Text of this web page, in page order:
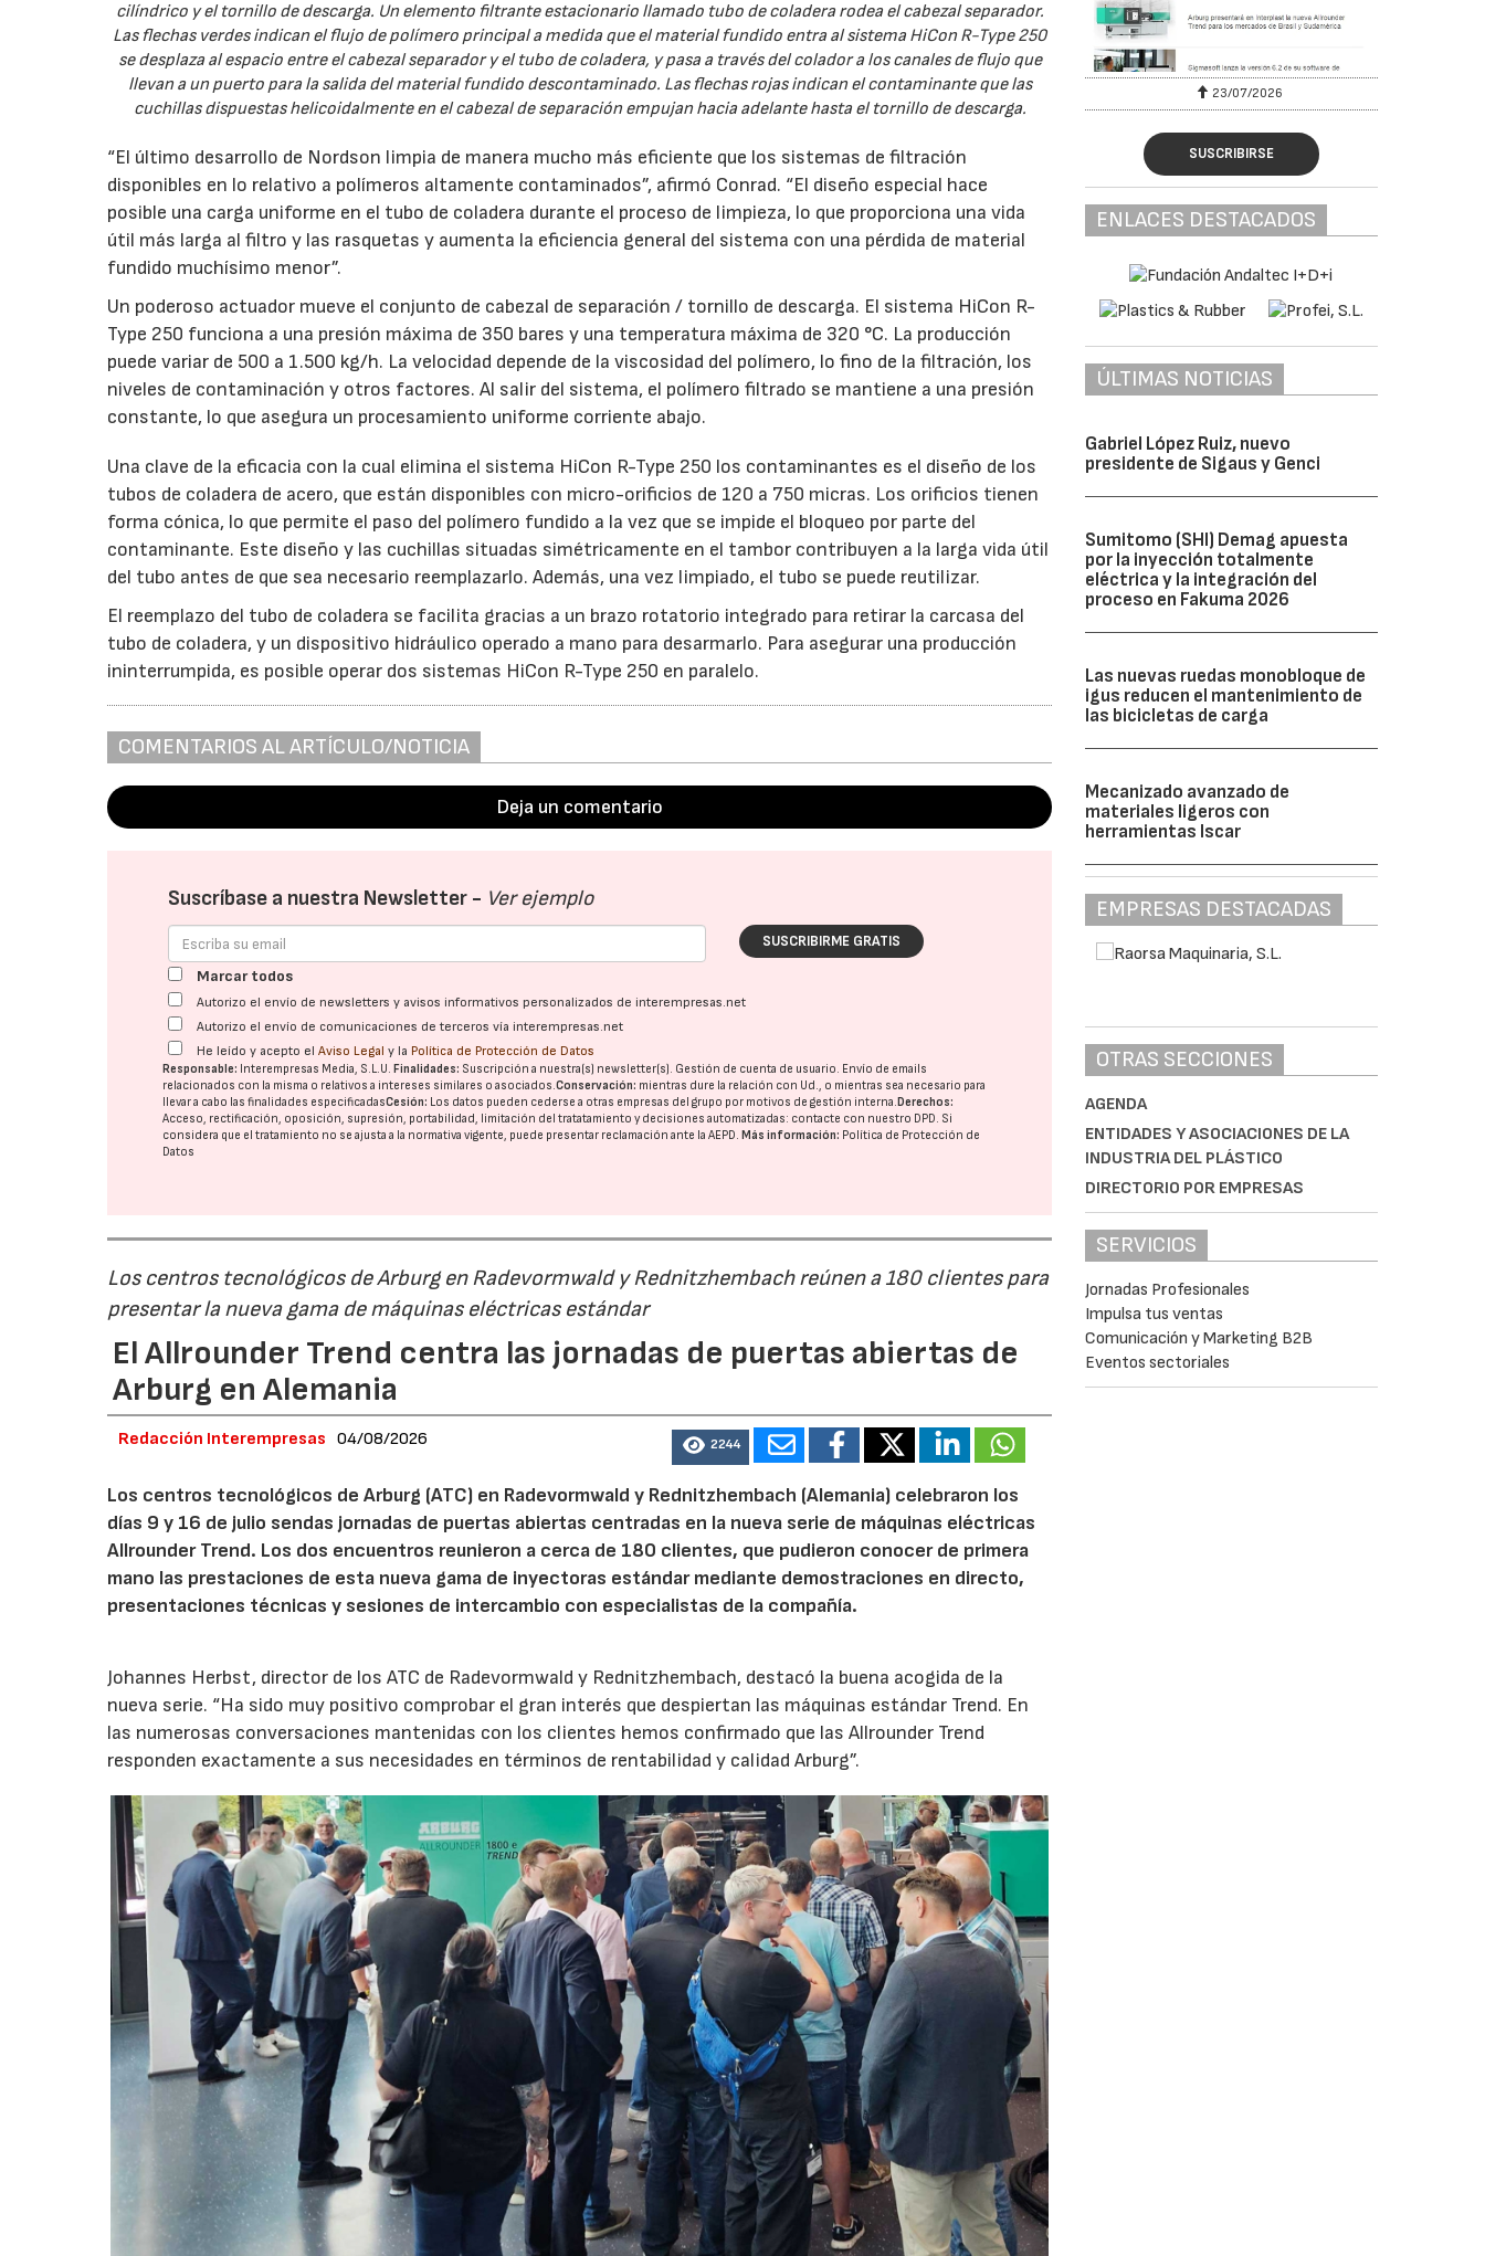
cilíndrico y el tornillo de descarga. Un elemento filtrante estacionario llamado tubo de coladera rodea el cabezal separador.
Las flechas verdes indican el flujo de polímero principal a medida que el material fundido entra al sistema HiCon R-Type 250
se desplaza al espacio entre el cabezal separador y el tubo de coladera, y pasa a través del colador a los canales de flujo que
llevan a un puerto para la salida del material fundido descontaminado. Las flechas rojas indican el contaminante que las
cuchillas dispuestas helicoidalmente en el cabezal de separación empujan hacia adelante hasta el tornillo de descarga.
“El último desarrollo de Nordson limpia de manera mucho más eficiente que los sistemas de filtración
disponibles en lo relativo a polímeros altamente contaminados”, afirmó Conrad. “El diseño especial hace
posible una carga uniforme en el tubo de coladera durante el proceso de limpieza, lo que proporciona una vida
útil más larga al filtro y las rasquetas y aumenta la eficiencia general del sistema con una pérdida de material
fundido muchísimo menor”.
Un poderoso actuador mueve el conjunto de cabezal de separación / tornillo de descarga. El sistema HiCon R-
Type 250 funciona a una presión máxima de 350 bares y una temperatura máxima de 320 °C. La producción
puede variar de 500 a 1.500 kg/h. La velocidad depende de la viscosidad del polímero, lo fino de la filtración, los
niveles de contaminación y otros factores. Al salir del sistema, el polímero filtrado se mantiene a una presión
constante, lo que asegura un procesamiento uniforme corriente abajo.
Una clave de la eficacia con la cual elimina el sistema HiCon R-Type 250 los contaminantes es el diseño de los
tubos de coladera de acero, que están disponibles con micro-orificios de 120 a 750 micras. Los orificios tienen
forma cónica, lo que permite el paso del polímero fundido a la vez que se impide el bloqueo por parte del
contaminante. Este diseño y las cuchillas situadas simétricamente en el tambor contribuyen a la larga vida útil
del tubo antes de que sea necesario reemplazarlo. Además, una vez limpiado, el tubo se puede reutilizar.
El reemplazo del tubo de coladera se facilita gracias a un brazo rotatorio integrado para retirar la carcasa del
tubo de coladera, y un dispositivo hidráulico operado a mano para desarmarlo. Para asegurar una producción
ininterrumpida, es posible operar dos sistemas HiCon R-Type 250 en paralelo.
COMENTARIOS AL ARTÍCULO/NOTICIA
Deja un comentario
Suscríbase a nuestra Newsletter - Ver ejemplo
SUSCRIBIRME GRATIS
Marcar todos
Autorizo el envío de newsletters y avisos informativos personalizados de interempresas.net
Autorizo el envío de comunicaciones de terceros vía interempresas.net
He leído y acepto elAviso Legal y la Política de Protección de Datos
Responsable: Interempresas Media, S.L.U. Finalidades: Suscripción a nuestra(s) newsletter(s). Gestión de cuenta de usuario. Envío de emails
relacionados con la misma o relativos a intereses similares o asociados.Conservación: mientras dure la relación con Ud., o mientras sea necesario para
llevar a cabo las finalidades especificadasCesión: Los datos pueden cederse a otras empresas del grupo por motivos de gestión interna. Derechos:
Acceso, rectificación, oposición, supresión, portabilidad, limitación del tratatamiento y decisiones automatizadas: contacte con nuestro DPD. Si
considera que el tratamiento no se ajusta a la normativa vigente, puede presentar reclamación ante laAEPD. Más información: Política de Protección de
Datos
Los centros tecnológicos de Arburg en Radevormwald y Rednitzhembach reúnen a 180 clientes para
presentar la nueva gama de máquinas eléctricas estándar
El Allrounder Trend centra las jornadas de puertas abiertas de
Arburg en Alemania
Redacción Interempresas 04/08/2026 2244
Los centros tecnológicos de Arburg (ATC) en Radevormwald y Rednitzhembach (Alemania) celebraron los
días 9 y 16 de julio sendas jornadas de puertas abiertas centradas en la nueva serie de máquinas eléctricas
Allrounder Trend. Los dos encuentros reunieron a cerca de 180 clientes, que pudieron conocer de primera
mano las prestaciones de esta nueva gama de inyectoras estándar mediante demostraciones en directo,
presentaciones técnicas y sesiones de intercambio con especialistas de la compañía.
Johannes Herbst, director de los ATC de Radevormwald y Rednitzhembach, destacó la buena acogida de la
nueva serie. “Ha sido muy positivo comprobar el gran interés que despiertan las máquinas estándar Trend. En
las numerosas conversaciones mantenidas con los clientes hemos confirmado que las Allrounder Trend
responden exactamente a sus necesidades en términos de rentabilidad y calidad Arburg”.
23/07/2026 30/07/2026 23/07/2026
SUSCRIBIRSE
ENLACES DESTACADOS
ÚLTIMAS NOTICIAS
Gabriel López Ruiz, nuevo
presidente de Sigaus y Genci
Sumitomo (SHI) Demag apuesta
por la inyección totalmente
eléctrica y la integración del
proceso en Fakuma 2026
Las nuevas ruedas monobloque de
igus reducen el mantenimiento de
las bicicletas de carga
Mecanizado avanzado de
materiales ligeros con
herramientas Iscar
EMPRESAS DESTACADAS
OTRAS SECCIONES
AGENDA
ENTIDADES Y ASOCIACIONES DE LA
INDUSTRIA DEL PLÁSTICO
DIRECTORIO POR EMPRESAS
SERVICIOS
Jornadas Profesionales
Impulsa tus ventas
Comunicación y Marketing B2B
Eventos sectoriales